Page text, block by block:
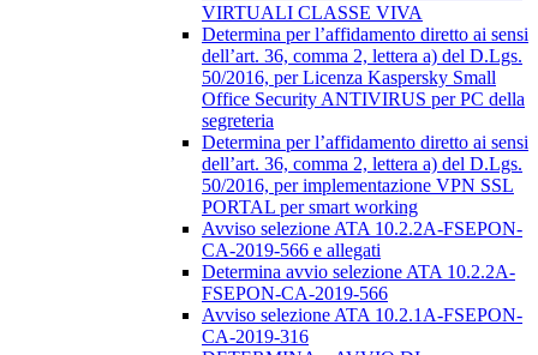
VIRTUALI CLASSE VIVA
Determina per l’affidamento diretto ai sensi
dell’art. 36, comma 2, lettera a) del D.Lgs.
50/2016, per Licenza Kaspersky Small
Office Security ANTIVIRUS per PC della
segreteria
Determina per l’affidamento diretto ai sensi
dell’art. 36, comma 2, lettera a) del D.Lgs.
50/2016, per implementazione VPN SSL
PORTAL per smart working
Avviso selezione ATA 10.2.2A-FSEPON-
CA-2019-566 e allegati
Determina avvio selezione ATA 10.2.2A-
FSEPON-CA-2019-566
Avviso selezione ATA 10.2.1A-FSEPON-
CA-2019-316